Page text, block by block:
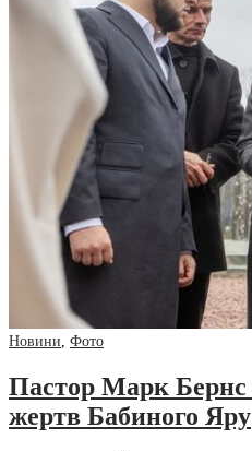
Новини, Фото
Пастор Марк Бернс
жертв Бабиного Яру